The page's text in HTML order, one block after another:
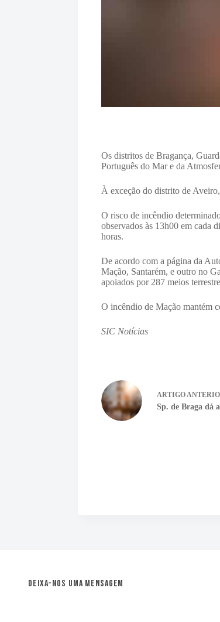
Os distritos de Bragança,
Português do Mar e da
À exceção do distrito de
O risco de incêndio
observados às 13h00 em cada
horas.
De acordo com a página da
Mação, Santarém, e outro no
apoiados por 287 meios
O incêndio de Mação mantém
SIC Notícias
ARTIGO
Sp. de Braga dá
Deixa-nos uma mensagem